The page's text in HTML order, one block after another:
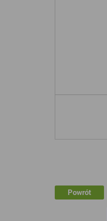
Powrót